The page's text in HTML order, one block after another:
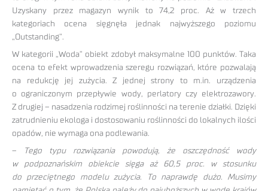
Uzyskany przez magazyn wynik to 74,2 proc. Aż w trzech
kategoriach ocena sięgnęła jednak najwyższego poziomu
„Outstanding”.
W kategorii „Woda” obiekt zdobył maksymalne 100 punktów. Taka
ocena to efekt wprowadzenia szeregu rozwiązań, które pozwalają
na redukcję jej zużycia. Z jednej strony to m.in. urządzenia
o ograniczonym przepływie wody, perlatory czy elektrozawory.
Z drugiej – nasadzenia rodzimej roślinności na terenie działki. Dzięki
zatrudnieniu ekologa i dostosowaniu roślinności do lokalnych ilości
opadów, nie wymaga ona podlewania.
–
Tego typu rozwiązania powodują, że oszczędność wody
w podpoznańskim obiekcie sięga aż 60,5 proc. w stosunku
do przeciętnego modelu zużycia. To naprawdę dużo. Musimy